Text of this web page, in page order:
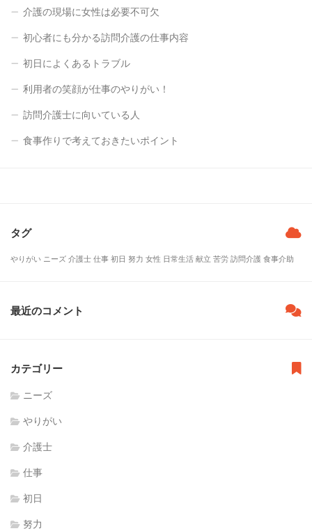
介護の現場に女性は必要不可欠
初心者にも分かる訪問介護の仕事内容
初日によくあるトラブル
利用者の笑顔が仕事のやりがい！
訪問介護士に向いている人
食事作りで考えておきたいポイント
タグ
やりがい ニーズ 介護士 仕事 初日 努力 女性 日常生活 献立 苦労 訪問介護 食事介助
最近のコメント
カテゴリー
ニーズ
やりがい
介護士
仕事
初日
努力